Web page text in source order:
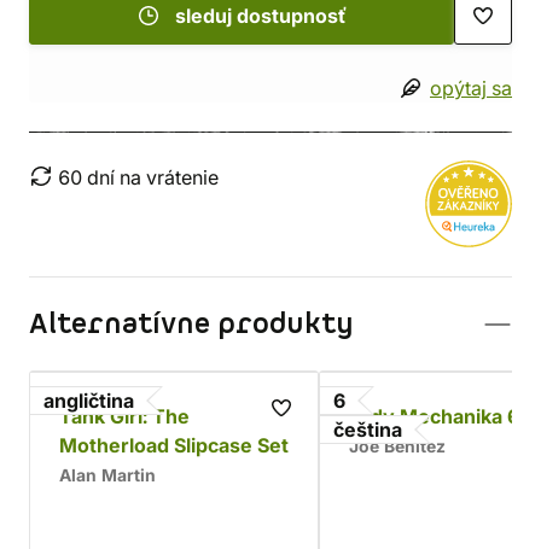
sleduj dostupnosť
opýtaj sa
60 dní na vrátenie
Alternatívne produkty
angličtina
Tank Girl: The
Motherload Slipcase Set
Alan Martin
6
čeština
Lady Mechanika 6
Joe Benitez